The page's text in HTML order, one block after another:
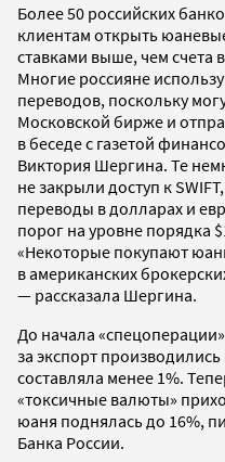
Более 50 российских
клиентам открыть
ставками выше, чем счета
Многие россияне
переводов, поскольку
Московской бирже и
в беседе с газетой
Виктория Шергина. Те
не закрыли доступ к
переводы в долларах и
порог на уровне порядка
«Некоторые покупают
в американских
— рассказала Шергина.
До начала
за экспорт
составляла менее 1%.
«токсичные валюты»
юаня поднялась до 16%,
Банка России.